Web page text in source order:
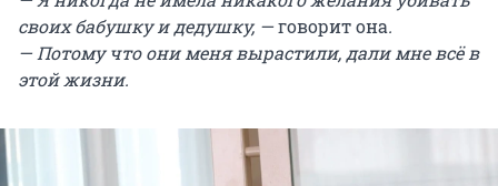
своих бабушку и дедушку, —говорит она.
— Потому что они меня вырастили, дали мне всё в
этой жизни.